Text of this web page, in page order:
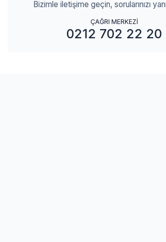
Bizimle iletişime geçin, sorularınızı
ÇAĞRI MERKEZİ
0212 702 22 20